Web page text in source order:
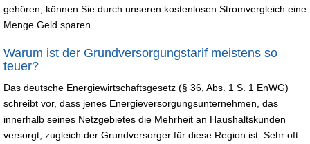
gehören, können Sie durch unseren kostenlosen Stromvergleich eine
Menge Geld sparen.
Warum ist der Grundversorgungstarif meistens so
teuer?
Das deutsche Energiewirtschaftsgesetz (§ 36, Abs. 1 S. 1 EnWG)
schreibt vor, dass jenes Energieversorgungsunternehmen, das
innerhalb seines Netzgebietes die Mehrheit an Haushaltskunden
versorgt, zugleich der Grundversorger für diese Region ist. Sehr oft